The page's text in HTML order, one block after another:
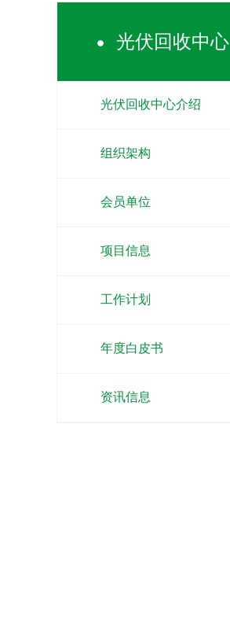
光伏回收中心
光伏回收中心介绍
组织架构
会员单位
项目信息
工作计划
年度白皮书
资讯信息